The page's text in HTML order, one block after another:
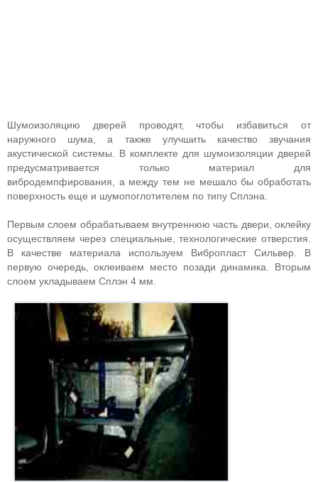
Шумоизоляцию дверей проводят, чтобы избавиться от
наружного шума, а также улучшить качество звучания
акустической системы. В комплекте для шумоизоляции дверей
предусматривается только материал для
вибродемпфирования, а между тем не мешало бы обработать
поверхность еще и шумопоглотителем по типу Сплэна.
Первым слоем обрабатываем внутреннюю часть двери, оклейку
осуществляем через специальные, технологические отверстия.
В качестве материала используем Вибропласт Сильвер. В
первую очередь, оклеиваем место позади динамика. Вторым
слоем укладываем Сплэн 4 мм.